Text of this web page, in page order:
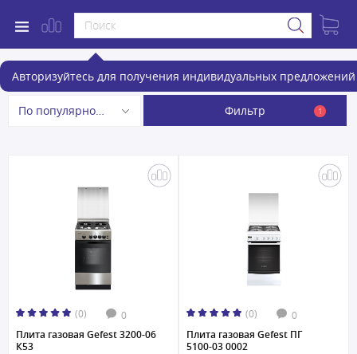
Авторизуйтесь для получения индивидуальных предложений
Газовые плиты
По популярности Фильтр 1
(0) 0
Плита газовая Gefest 3200-06
К53
(0) 0
Плита газовая Gefest ПГ
5100-03 0002